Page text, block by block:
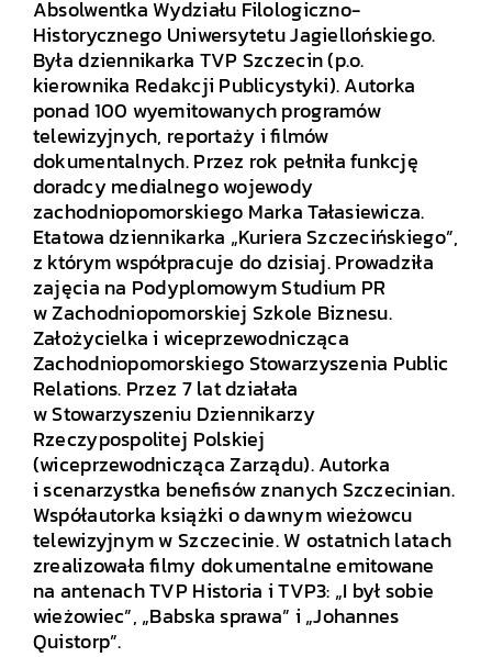
Absolwentka Wydziału Filologiczno-
Historycznego Uniwersytetu Jagiellońskiego.
Była dziennikarka TVP Szczecin (p.o.
kierownika Redakcji Publicystyki). Autorka
ponad 100 wyemitowanych programów
telewizyjnych, reportaży i filmów
dokumentalnych. Przez rok pełniła funkcję
doradcy medialnego wojewody
zachodniopomorskiego Marka Tałasiewicza.
Etatowa dziennikarka „Kuriera Szczecińskiego”,
z którym współpracuje do dzisiaj. Prowadziła
zajęcia na Podyplomowym Studium PR
w Zachodniopomorskiej Szkole Biznesu.
Założycielka i wiceprzewodnicząca
Zachodniopomorskiego Stowarzyszenia Public
Relations. Przez 7 lat działała
w Stowarzyszeniu Dziennikarzy
Rzeczypospolitej Polskiej
(wiceprzewodnicząca Zarządu). Autorka
i scenarzystka benefisów znanych Szczecinian.
Współautorka książki o dawnym wieżowcu
telewizyjnym w Szczecinie. W ostatnich latach
zrealizowała filmy dokumentalne emitowane
na antenach TVP Historia i TVP3: „I był sobie
wieżowiec”, „Babska sprawa” i „Johannes
Quistorp”.